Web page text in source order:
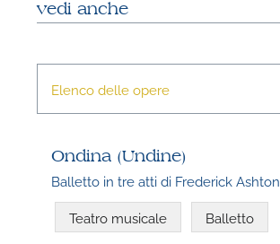
vedi anche
Elenco delle opere
Ondina (Undine)
Balletto in tre atti di Frederick Ashton
Teatro musicale Balletto